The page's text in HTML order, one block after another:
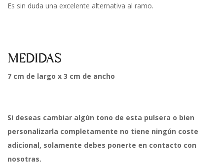
Es sin duda una excelente alternativa al ramo.
MEDIDAS
7 cm de largo x 3 cm de ancho
Si deseas cambiar algún tono de esta pulsera o bien
personalizarla completamente no tiene ningún coste
adicional, solamente debes ponerte en contacto con
nosotras.